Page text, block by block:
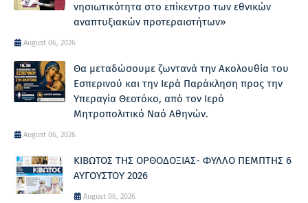
νησιωτικότητα στο επίκεντρο των εθνικών
αναπτυξιακών προτεραιοτήτων»
August 06, 2026
Θα μεταδώσουμε ζωντανά την Ακολουθία του
Εσπερινού και την Ιερά Παράκληση προς την
Υπεραγία Θεοτόκο, από τον Ιερό
Μητροπολιτικό Ναό Αθηνών.
August 06, 2026
ΚΙΒΩΤΟΣ ΤΗΣ ΟΡΘΟΔΟΞΙΑΣ- ΦΥΛΛΟ ΠΕΜΠΤΗΣ 6
ΑΥΓΟΥΣΤΟΥ 2026
August 06, 2026